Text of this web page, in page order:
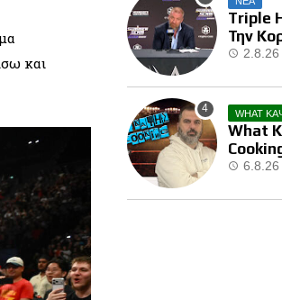
και
Triple
Την
Και2.8.26
WHAT
What
Brock
6.8.26